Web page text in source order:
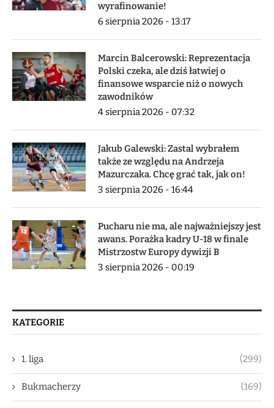
wyrafinowanie!
6 sierpnia 2026 - 13:17
Marcin Balcerowski: Reprezentacja
Polski czeka, ale dziś łatwiej o
finansowe wsparcie niż o nowych
zawodników
4 sierpnia 2026 - 07:32
Jakub Galewski: Zastal wybrałem
także ze względu na Andrzeja
Mazurczaka. Chcę grać tak, jak on!
3 sierpnia 2026 - 16:44
Pucharu nie ma, ale najważniejszy jest
awans. Porażka kadry U-18 w finale
Mistrzostw Europy dywizji B
3 sierpnia 2026 - 00:19
KATEGORIE
1. liga (299)
Bukmacherzy (169)